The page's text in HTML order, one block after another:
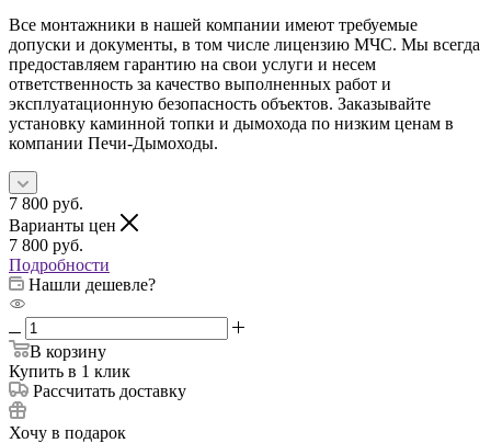
Все монтажники в нашей компании имеют требуемые
допуски и документы, в том числе лицензию МЧС. Мы всегда
предоставляем гарантию на свои услуги и несем
ответственность за качество выполненных работ и
эксплуатационную безопасность объектов. Заказывайте
установку каминной топки и дымохода по низким ценам в
компании Печи-Дымоходы.
7 800 руб.
Варианты цен
7 800 руб.
Подробности
Нашли дешевле?
В корзину
Купить в 1 клик
Рассчитать доставку
Хочу в подарок